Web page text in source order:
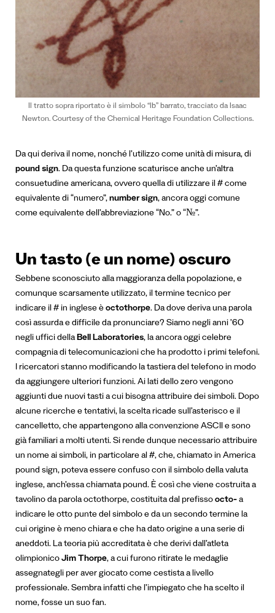
Il tratto sopra riportato è il simbolo “lb” barrato, tracciato da Isaac
Newton. Courtesy of the Chemical Heritage Foundation Collections.
Da qui deriva il nome, nonché l’utilizzo come unità di misura, di
pound sign. Da questa funzione scaturisce anche un’altra
consuetudine americana, ovvero quella di utilizzare il # come
equivalente di “numero”,number sign, ancora oggi comune
come equivalente dell’abbreviazione “No.” o “№”.
Un tasto (e un nome) oscuro
Sebbene sconosciuto alla maggioranza della popolazione, e
comunque scarsamente utilizzato, il termine tecnico per
indicare il # in inglese èoctothorpe. Da dove deriva una parola
così assurda e difficile da pronunciare? Siamo negli anni ’60
negli uffici dellaBell Laboratories, la ancora oggi celebre
compagnia di telecomunicazioni che ha prodotto i primi telefoni.
I ricercatori stanno modificando la tastiera del telefono in modo
da aggiungere ulteriori funzioni. Ai lati dello zero vengono
aggiunti due nuovi tasti a cui bisogna attribuire dei simboli. Dopo
alcune ricerche e tentativi, la scelta ricade sull’asterisco e il
cancelletto, che appartengono alla convenzione ASCII e sono
già familiari a molti utenti. Si rende dunque necessario attribuire
un nome ai simboli, in particolare al #, che, chiamato in America
pound sign, poteva essere confuso con il simbolo della valuta
inglese, anch’essa chiamata pound. È così che viene costruita a
tavolino da parola octothorpe, costituita dal prefissoocto-a
indicare le otto punte del simbolo e da un secondo termine la
cui origine è meno chiara e che ha dato origine a una serie di
aneddoti. La teoria più accreditata è che derivi dall’atleta
olimpionicoJim Thorpe, a cui furono ritirate le medaglie
assegnategli per aver giocato come cestista a livello
professionale. Sembra infatti che l’impiegato che ha scelto il
nome, fosse un suo fan.